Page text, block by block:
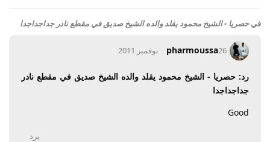
فيحصريا - الشيخ محمود يقلد والده الشيخ صديق في مقطع نادر جداجداجدا
pharmoussa26 نوفمبر 2011
رد: حصريا - الشيخ محمود يقلد والده الشيخ صديق في مقطع نادر
جداجداجدا
Good
يرد